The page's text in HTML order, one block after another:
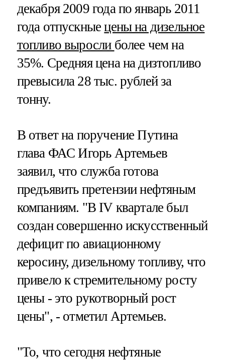
декабря 2009 года по январь 2011
года отпускныецены на дизельное
топливо выросли более чем на
35%. Средняя цена на дизтопливо
превысила 28 тыс. рублей за
тонну.
В ответ на поручение Путина
глава ФАС Игорь Артемьев
заявил, что служба готова
предъявить претензии нефтяным
компаниям. "В IV квартале был
создан совершенно искусственный
дефицит по авиационному
керосину, дизельному топливу, что
привело к стремительному росту
цены - это рукотворный рост
цены", - отметил Артемьев.
"То, что сегодня нефтяные